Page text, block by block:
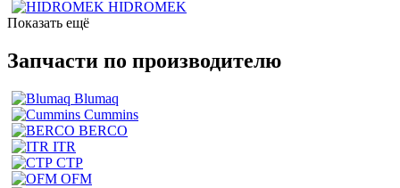
HIDROMEK
Показать ещё
Запчасти по производителю
Blumaq
Cummins
BERCO
ITR
CTP
OFM